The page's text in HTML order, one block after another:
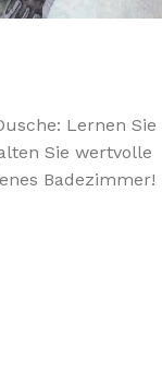
Lernen Sie
Sie wertvolle
Badezimmer!